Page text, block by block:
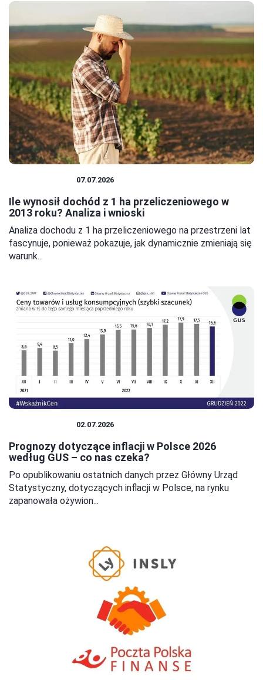
07.07.2026
Ile wynosił dochód z 1 ha przeliczeniowego w
2013 roku? Analiza i wnioski
Analiza dochodu z 1 ha przeliczeniowego na przestrzeni lat
fascynuje, ponieważ pokazuje, jak dynamicznie zmieniają się
warunk...
02.07.2026
Prognozy dotyczące inflacji w Polsce 2026
według GUS – co nas czeka?
Po opublikowaniu ostatnich danych przez Główny Urząd
Statystyczny, dotyczących inflacji w Polsce, na rynku
zapanowała ożywion...